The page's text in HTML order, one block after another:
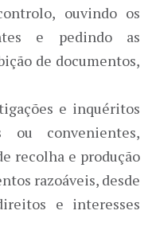
ouvindo os
e pedindo as
de documentos,
e inquéritos
ou convenientes,
recolha e produção
razoáveis, desde
e interesses